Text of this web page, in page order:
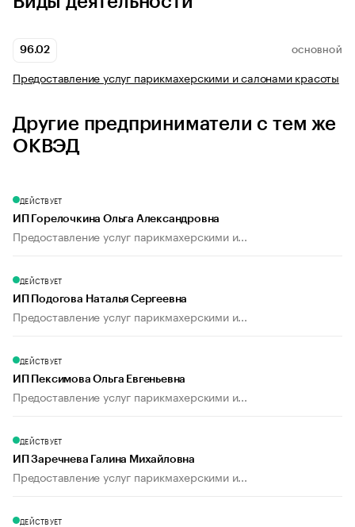
96.02 ОСНОВНОЙ
Предоставление услуг парикмахерскими и салонами красоты
Другие предприниматели с тем же
ОКВЭД
ДЕЙСТВУЕТ
ИП Горелочкина Ольга Александровна
Предоставление услуг парикмахерскими и...
ДЕЙСТВУЕТ
ИП Подогова Наталья Сергеевна
Предоставление услуг парикмахерскими и...
ДЕЙСТВУЕТ
ИП Пексимова Ольга Евгеньевна
Предоставление услуг парикмахерскими и...
ДЕЙСТВУЕТ
ИП Заречнева Галина Михайловна
Предоставление услуг парикмахерскими и...
ДЕЙСТВУЕТ